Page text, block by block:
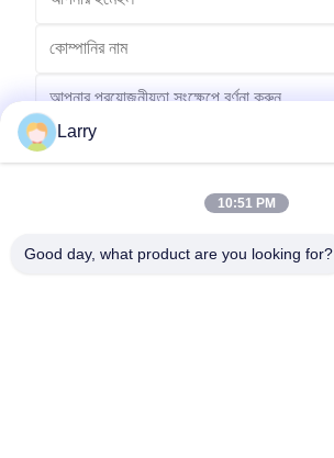
Larry
10:51 PM
Good day, what product are you looking for?